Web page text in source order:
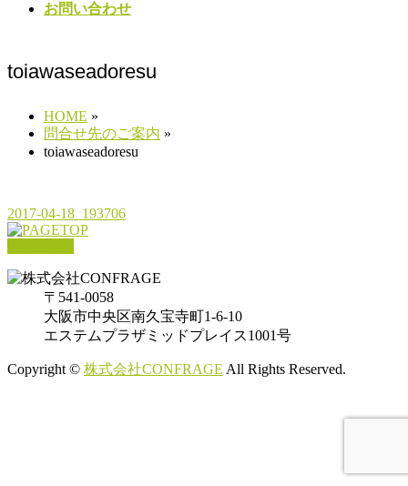
お問い合わせ
toiawaseadoresu
HOME »
問合せ先のご案内 »
toiawaseadoresu
2017-04-18_193706
〒541-0058
大阪市中央区南久宝寺町1-6-10
エステムプラザミッドプレイス1001号
Copyright © 株式会社CONFRAGE All Rights Reserved.